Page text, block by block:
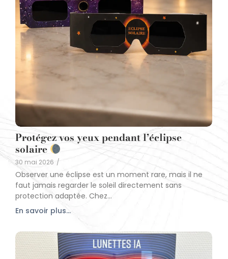
Protégez vos yeux pendant l’éclipse
solaire
30 mai 2026 /
Observer une éclipse est un moment rare, mais il ne
faut jamais regarder le soleil directement sans
protection adaptée. Chez...
En savoir plus...